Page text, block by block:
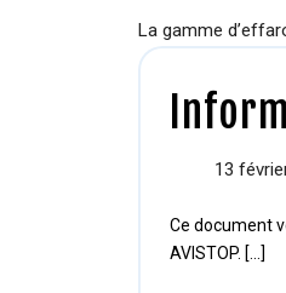
La gamme
13
Ce document vous présente les précautions d’installation des effaroucheurs pyrooptiques avec mât
AVISTOP. [...]